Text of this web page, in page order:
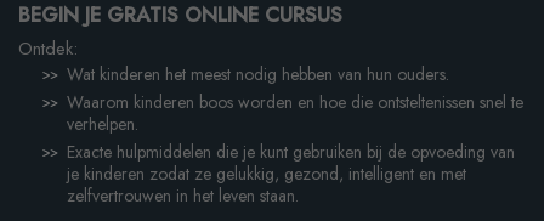
BEGIN JE GRATIS ONLINE CURSUS
Ontdek:
Wat kinderen het meest nodig hebben van hun ouders.
Waarom kinderen boos worden en hoe die ontsteltenissen snel te
verhelpen.
Exacte hulpmiddelen die je kunt gebruiken bij de opvoeding van
je kinderen zodat ze gelukkig, gezond, intelligent en met
zelfvertrouwen in het leven staan.